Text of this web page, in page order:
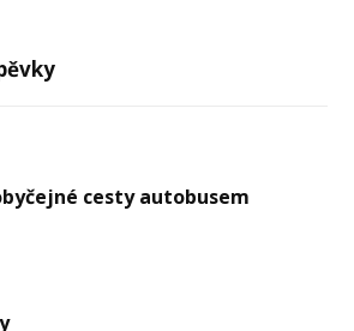
cesty autobusem